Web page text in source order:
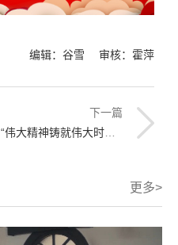
编辑：谷雪 审核：霍萍
下一篇
“伟大精神铸就伟大时代——中国共产党伟大建党精神专题展”在校举行
更多>